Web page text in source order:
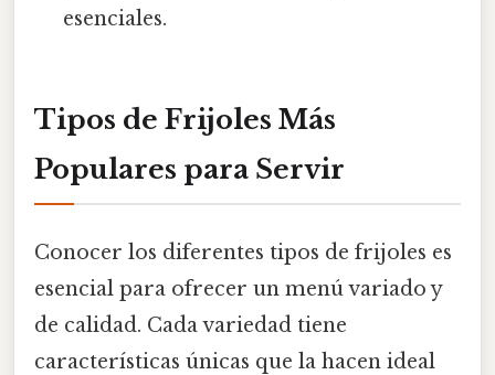
esenciales.
Tipos de Frijoles Más
Populares para Servir
Conocer los diferentes tipos de frijoles es
esencial para ofrecer un menú variado y
de calidad. Cada variedad tiene
características únicas que la hacen ideal